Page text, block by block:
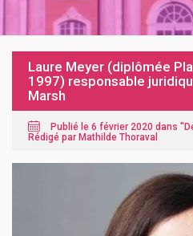
Laure Meyer (diplômée
1997) responsable
Marsh
Publié le 6 février 2020 dans "
Rédigé par Mathilde Thoraval